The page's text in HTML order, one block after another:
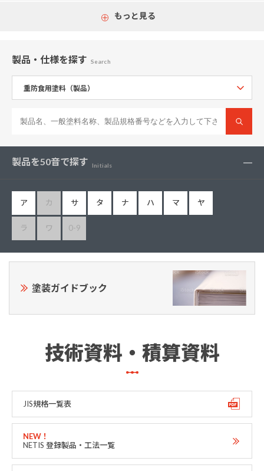
もっと見る
製品・仕様を探す Search
製品を50音で探す Initials
ア カ サ タ ナ ハ マ ヤ
ラ ワ 0-9
塗装ガイドブック
技術資料・積算資料
JIS規格一覧表
NETIS 登録製品・工法一覧